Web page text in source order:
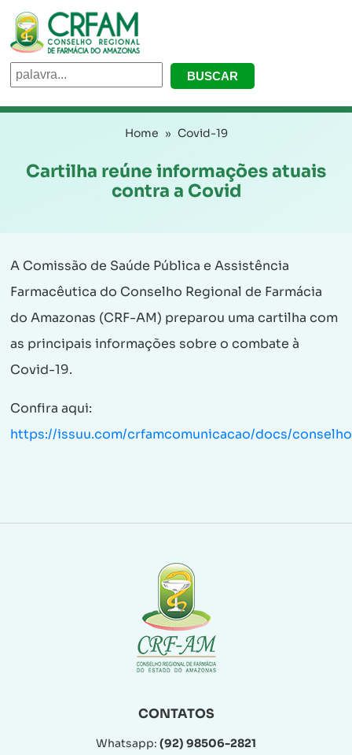
Home Covid-19
Cartilha reúne informações atuais
contra a Covid
A Comissão de Saúde Pública e Assistência
Farmacêutica do Conselho Regional de Farmácia
do Amazonas (CRF-AM) preparou uma cartilha com
as principais informações sobre o combate à
Covid-19.
Confira aqui:
https://issuu.com/crfamcomunicacao/docs/
CONTATOS
Whatsapp: (92) 98506-2821